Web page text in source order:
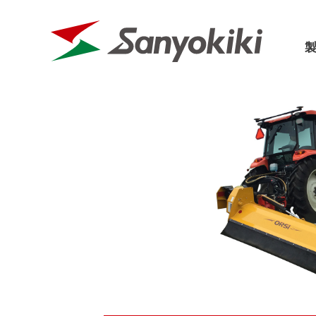
草刈機
パーツリスト
取扱説明書
三陽機器
会社概要
会社沿革
SDGs宣言